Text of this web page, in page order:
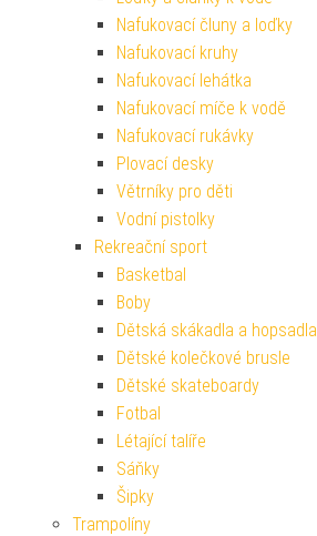
Nafukovací čluny a loďky
Nafukovací kruhy
Nafukovací lehátka
Nafukovací míče k vodě
Nafukovací rukávky
Plovací desky
Větrníky pro děti
Vodní pistolky
Rekreační sport
Basketbal
Boby
Dětská skákadla a hopsadla
Dětské kolečkové brusle
Dětské skateboardy
Fotbal
Létající talíře
Sáňky
Šipky
Trampolíny